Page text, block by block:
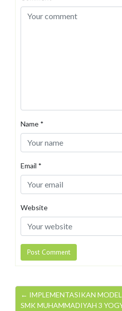
Name *
Email *
Website
← IMPLEMENTASIKAN
SMK MUHAMMADIYAH 3